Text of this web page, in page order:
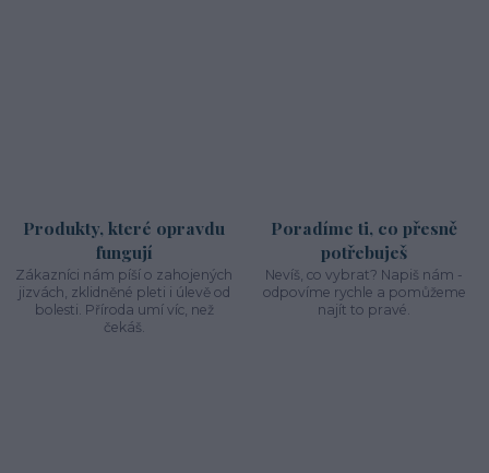
Produkty, které opravdu
fungují
Zákazníci nám píší o zahojených
jizvách, zklidněné pleti i úlevě od
bolesti. Příroda umí víc, než
čekáš.
Poradíme ti, co přesně
potřebuješ
Nevíš, co vybrat? Napiš nám -
odpovíme rychle a pomůžeme
najít to pravé.